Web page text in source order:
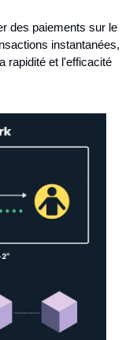
des paiements sur le
instantanées,
rapidité et l'efficacité